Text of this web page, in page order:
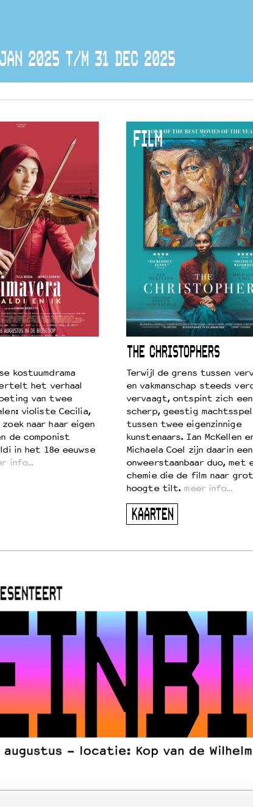
2025 T/M 31 DEC 2025
kostuumdrama
het verhaal
van twee
violiste Cecilia,
naar haar eigen
de componist
in het 18e eeuwse
info…
FILM
THE CHRISTOPHERS
Terwijl de grens tussen
en vakmanschap steeds
vervaagt, ontspint zich een
scherp, geestig machtsspel
tussen twee eigenzinnige
kunstenaars. Ian McKellen
Michaela Coel zijn daarin een
onweerstaanbaar duo, met
chemie die de film naar
hoogte tilt. meer info…
KAARTEN